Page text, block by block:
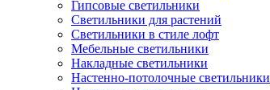
Гипсовые светильники
Светильники для растений
Светильники в стиле лофт
Мебельные светильники
Накладные светильники
Настенно-потолочные светильники